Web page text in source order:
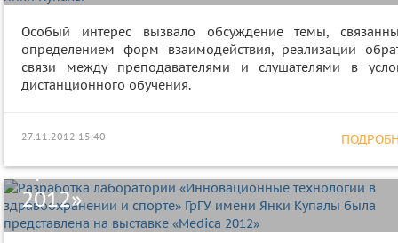
Особый интерес вызвало обсуждение темы,
определением форм взаимодействия, реализации
связи между преподавателями и слушателями в
дистанционного обучения.
27.11.2012 15:40
Разработка лаборатории
«Инновационные технологии в
имени Янки Купалы была
представлена на выставке
2012»